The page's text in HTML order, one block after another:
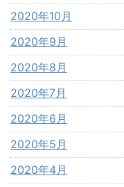
2020年10月
2020年9月
2020年8月
2020年7月
2020年6月
2020年5月
2020年4月